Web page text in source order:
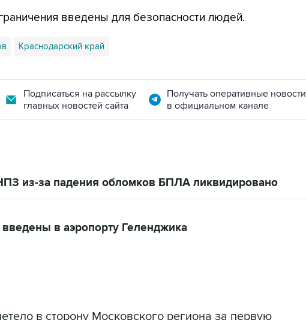
введены для безопасности людей.
Краснодарский край
Подписаться на рассылку
главных новостей сайта
Получать оперативные новости
в официальном канале
из-за падения обломков БПЛА ликвидировано
в аэропорту Геленджика
в сторону Московского региона за первую